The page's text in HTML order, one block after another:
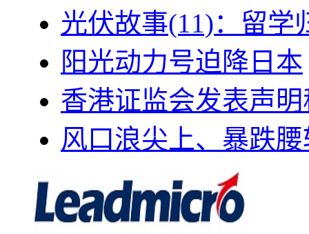
光伏故事(11)：留学
阳光动力号迫降日本
香港证监会发表声
风口浪尖上、暴跌